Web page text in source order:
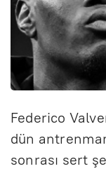
Federico
dün
sonrası sert